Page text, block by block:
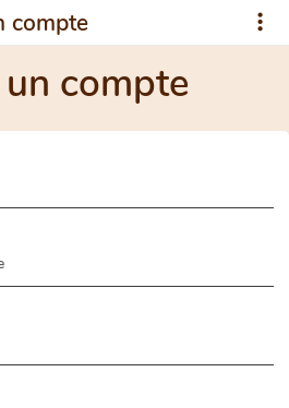
compte
compte